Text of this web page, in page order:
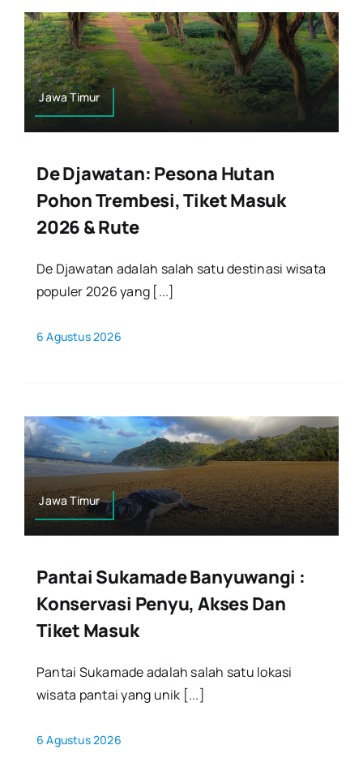
Jawa Timur
De Djawatan: Pesona Hutan
Pohon Trembesi, Tiket Masuk
2026 & Rute
De Djawatan adalah salah satu destinasi wisata
populer 2026 yang [...]
6 Agustus 2026
Jawa Timur
Pantai Sukamade Banyuwangi :
Konservasi Penyu, Akses Dan
Tiket Masuk
Pantai Sukamade adalah salah satu lokasi
wisata pantai yang unik [...]
6 Agustus 2026